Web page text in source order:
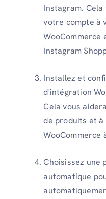
Instagram.
votre compte à
Instagram
Installez et
d'intégration
Cela vous
de produits et
WooCommerce
Choisissez une
automatique